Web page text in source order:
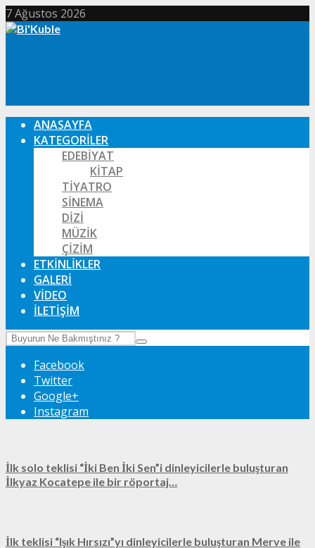
7 Ağustos 2026
ANASAYFA
KATEGORILER
EDEBIYAT
KITAP
TIYATRO
SINEMA
DIZI
MÜZIK
ÇIZIM
ETKINLIKLER
GALERI
VIDEO
İLETIŞIM
Facebook
Twitter
Google+
Instagram
İlk solo teklisi “İki Ben İki Sen”i dinleyicilerle buluşturan
İlkyaz Kocatepe ile bir röportaj…
İlk teklisi “Işık Hırsızı”yı dinleyicilerle buluşturan Merve ile